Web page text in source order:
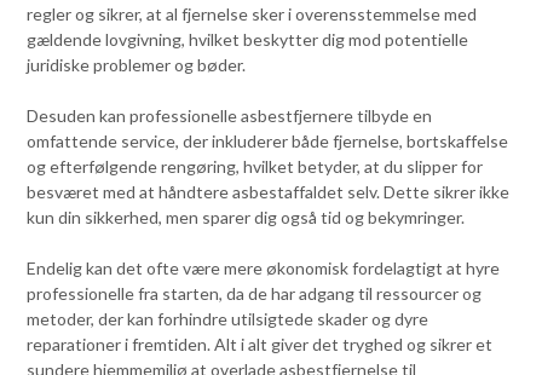
regler og sikrer, at al fjernelse sker i overensstemmelse med
gældende lovgivning, hvilket beskytter dig mod potentielle
juridiske problemer og bøder.
Desuden kan professionelle asbestfjernere tilbyde en
omfattende service, der inkluderer både fjernelse, bortskaffelse
og efterfølgende rengøring, hvilket betyder, at du slipper for
besværet med at håndtere asbestaffaldet selv. Dette sikrer ikke
kun din sikkerhed, men sparer dig også tid og bekymringer.
Endelig kan det ofte være mere økonomisk fordelagtigt at hyre
professionelle fra starten, da de har adgang til ressourcer og
metoder, der kan forhindre utilsigtede skader og dyre
reparationer i fremtiden. Alt i alt giver det tryghed og sikrer et
sundere hjemmemiljø at overlade asbestfjernelse til